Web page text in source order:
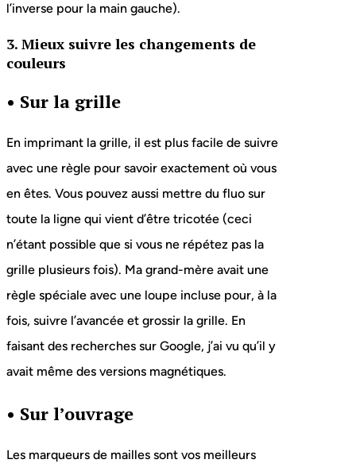
l’inverse pour la main gauche).
3. Mieux suivre les changements de
couleurs
• Sur la grille
En imprimant la grille, il est plus facile de suivre
avec une règle pour savoir exactement où vous
en êtes. Vous pouvez aussi mettre du fluo sur
toute la ligne qui vient d’être tricotée (ceci
n’étant possible que si vous ne répétez pas la
grille plusieurs fois). Ma grand-mère avait une
règle spéciale avec une loupe incluse pour, à la
fois, suivre l’avancée et grossir la grille. En
faisant des recherches sur Google, j’ai vu qu’il y
avait même des versions magnétiques.
• Sur l’ouvrage
Les marqueurs de mailles sont vos meilleurs